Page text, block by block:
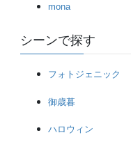
mona
シーンで探す
フォトジェニック
御歳暮
ハロウィン